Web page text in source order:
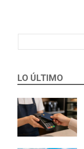
LO ÚLTIMO